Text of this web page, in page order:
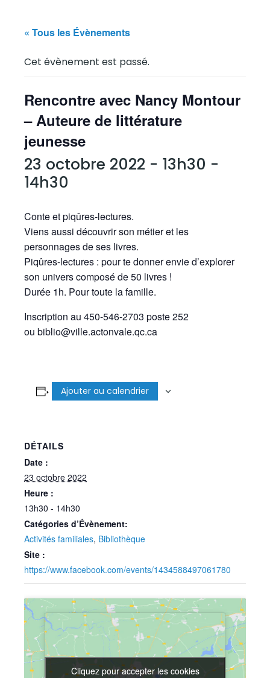
« Tous les Évènements
Cet évènement est passé.
Rencontre avec Nancy Montour
– Auteure de littérature
jeunesse
23 octobre 2022 - 13h30 -
14h30
Conte et piqûres-lectures.
Viens aussi découvrir son métier et les
personnages de ses livres.
Piqûres-lectures : pour te donner envie d’explorer
son univers composé de 50 livres !
Durée 1h. Pour toute la famille.
Inscription au 450-546-2703 poste 252
ou biblio@ville.actonvale.qc.ca
Ajouter au calendrier
DÉTAILS
Date :
23 octobre 2022
Heure :
13h30 - 14h30
Catégories d’Évènement:
Activités familiales, Bibliothèque
Site :
https://www.facebook.com/events/1434588497061780
Cliquez pour accepter les cookies
Cliquez pour accepter les cookies